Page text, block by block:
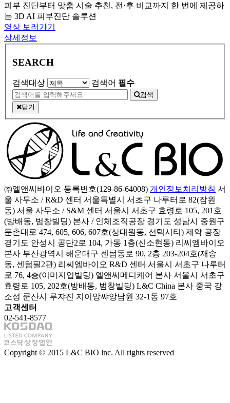
피부 진단부터 맞춤 시술 추천, 전·후 비교까지 한 번에 제공하
는 3D AI 피부진단 솔루션
영상 보러가기
상세정보
SEARCH
검색대상 검색어 필수
검색
닫기
㈜엘앤씨바이오 등록번호(129-86-64008) 개인정보처리방침 서
울 사무소 / R&D 센터 서울특별시 서초구 나루터로 82(잠원
동) 서울 사무소 / S&M 센터 서울시 서초구 효령로 105, 201호
(방배동, 범창빌딩) 본사 / 인체조직공장 경기도 성남시 중원구
둔촌대로 474, 605, 606, 607호(상대원동, 선텍시티) 제약 공장
경기도 안성시 공단2로 104, 가동 1층(신소현동) 리씨엠바이오
본사 부산광역시 해운대구 센텀동로 90, 2층 203-204호(재송
동, 센텀필2관) 리씨엠바이오 R&D 센터 서울시 서초구 나루터
로 76, 4층(이미지업빌딩) 엘앤씨메디케어 본사 서울시 서초구
효령로 105, 202호(방배동, 범창빌딩) L&C China 본사 중국 강
소성 쿤산시 루쟈진 지이앙쌰앙남원 32-1동 97호
고객센터
02-541-8577
Copyright © 2015 L&C BIO lnc. All rights reserved